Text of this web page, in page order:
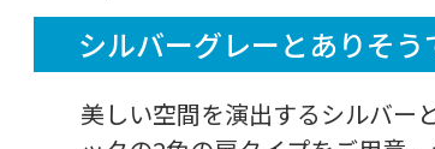
シルバーグレーとありそう
美しい空間を演出するシルバー